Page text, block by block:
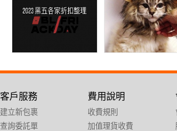
客戶服務
建立新包裹
查詢委託單
費用說明
收費規則
加值理貨收費